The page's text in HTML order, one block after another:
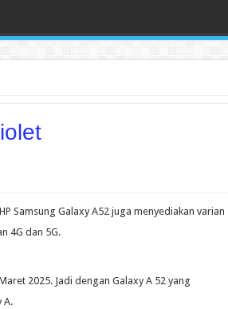
Samsung Galaxy A52 juga menyediakan varian
4G dan 5G.
2025. Jadi dengan Galaxy A 52 yang
A.